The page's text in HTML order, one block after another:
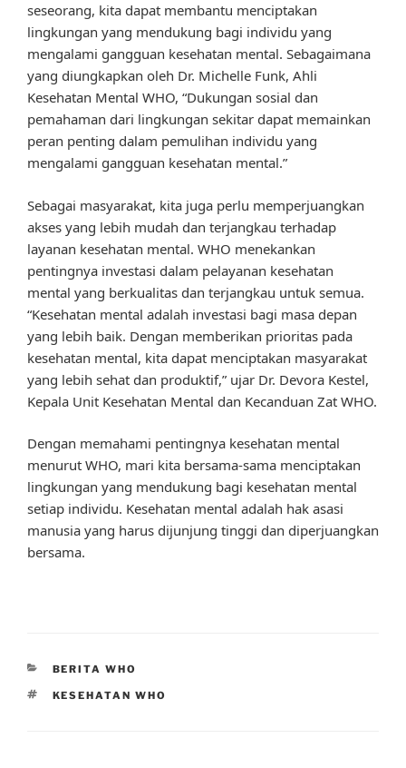
seseorang, kita dapat membantu menciptakan
lingkungan yang mendukung bagi individu yang
mengalami gangguan kesehatan mental. Sebagaimana
yang diungkapkan oleh Dr. Michelle Funk, Ahli
Kesehatan Mental WHO, “Dukungan sosial dan
pemahaman dari lingkungan sekitar dapat memainkan
peran penting dalam pemulihan individu yang
mengalami gangguan kesehatan mental.”
Sebagai masyarakat, kita juga perlu memperjuangkan
akses yang lebih mudah dan terjangkau terhadap
layanan kesehatan mental. WHO menekankan
pentingnya investasi dalam pelayanan kesehatan
mental yang berkualitas dan terjangkau untuk semua.
“Kesehatan mental adalah investasi bagi masa depan
yang lebih baik. Dengan memberikan prioritas pada
kesehatan mental, kita dapat menciptakan masyarakat
yang lebih sehat dan produktif,” ujar Dr. Devora Kestel,
Kepala Unit Kesehatan Mental dan Kecanduan Zat WHO.
Dengan memahami pentingnya kesehatan mental
menurut WHO, mari kita bersama-sama menciptakan
lingkungan yang mendukung bagi kesehatan mental
setiap individu. Kesehatan mental adalah hak asasi
manusia yang harus dijunjung tinggi dan diperjuangkan
bersama.
CATEGORIES
BERITA WHO
TAGS
KESEHATAN WHO